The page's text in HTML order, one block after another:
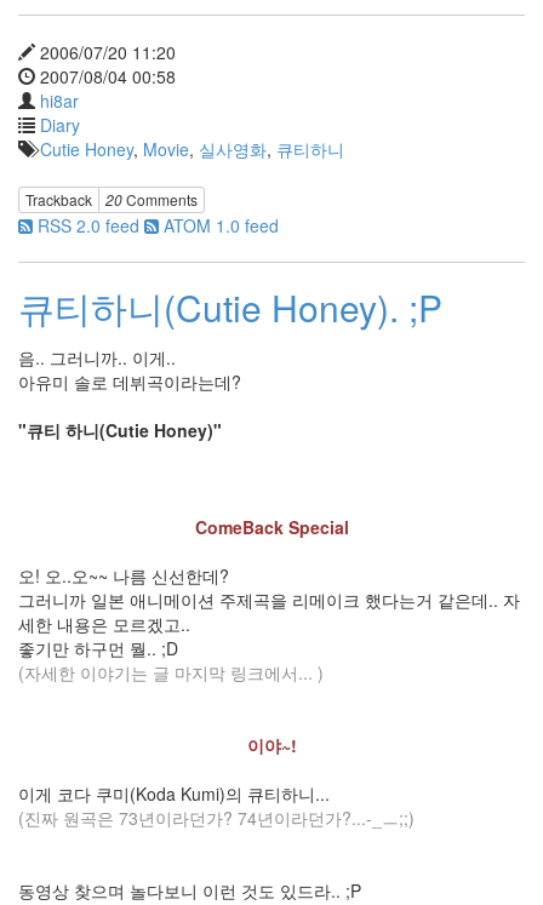
2006/07/20 11:20
2007/08/04 00:58
hi8ar
Diary
Cutie Honey, Movie, 실사영화, 큐티하니
Trackback 20Comments
RSS 2.0 feed ATOM 1.0 feed
큐티하니(Cutie Honey). ;P
음.. 그러니까.. 이게..
아유미 솔로 데뷔곡이라는데?
"큐티 하니(Cutie Honey)"
ComeBack Special
오! 오..오~~ 나름 신선한데?
그러니까 일본 애니메이션 주제곡을 리메이크 했다는거 같은데.. 자
세한 내용은 모르겠고..
좋기만 하구먼 뭘.. ;D
(자세한 이야기는 글 마지막 링크에서... )
이야~!
이게 코다 쿠미(Koda Kumi)의 큐티하니...
(진짜 원곡은 73년이라던가? 74년이라던가?...-_ㅡ;;)
동영상 찾으며 놀다보니 이런 것도 있드라.. ;P
Misc
39
forTextcube
9
forFoobar
19
C.note
98
Web
68
desktop
Diary
387
Link
2
1
엇
을
찾
아
오
상
이
그